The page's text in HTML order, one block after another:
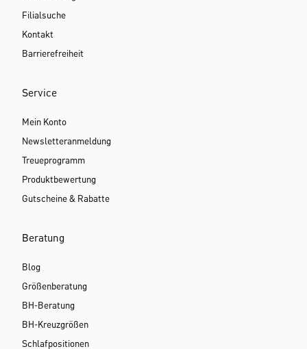
Filialsuche
Kontakt
Barrierefreiheit
Service
Mein Konto
Newsletteranmeldung
Treueprogramm
Produktbewertung
Gutscheine & Rabatte
Beratung
Blog
Größenberatung
BH-Beratung
BH-Kreuzgrößen
Schlafpositionen